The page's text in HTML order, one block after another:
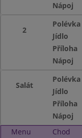
Nápoj
2
Polévka
Jídlo
Příloha
Nápoj
Salát
Polévka
Jídlo
Příloha
Nápoj
Menu
Chod